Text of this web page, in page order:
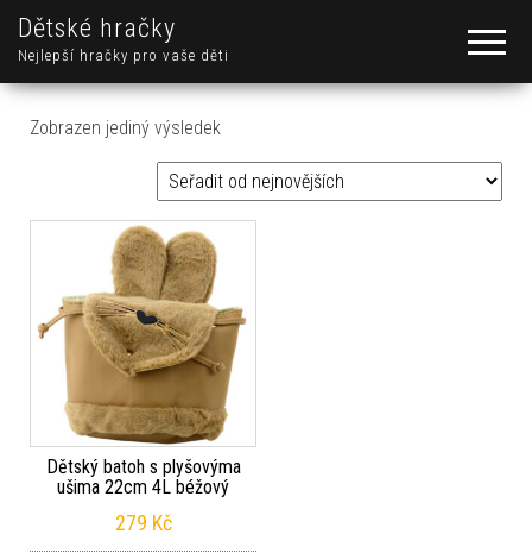
Dětské hračky
Nejlepší hračky pro vaše děti
Zobrazen jediný výsledek
Dětský batoh s plyšovýma
ušima 22cm 4L béžový
279 Kč